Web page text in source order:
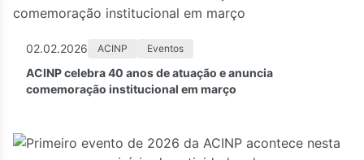
02.02.2026 ACINP Eventos
ACINP celebra 40 anos de atuação e anuncia
comemoração institucional em março